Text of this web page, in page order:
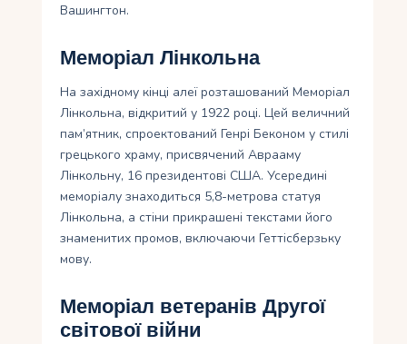
Вашингтон.
Меморіал Лінкольна
На західному кінці алеї розташований Меморіал
Лінкольна, відкритий у 1922 році. Цей величний
пам’ятник, спроектований Генрі Беконом у стилі
грецького храму, присвячений Аврааму
Лінкольну, 16 президентові США. Усередині
меморіалу знаходиться 5,8-метрова статуя
Лінкольна, а стіни прикрашені текстами його
знаменитих промов, включаючи Геттісберзьку
мову.
Меморіал ветеранів Другої
світової війни